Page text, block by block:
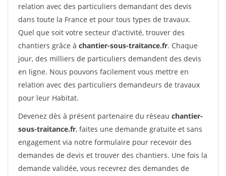
relation avec des particuliers demandant des devis
dans toute la France et pour tous types de travaux.
Quel que soit votre secteur d'activité, trouver des
chantiers grâce à chantier-sous-traitance.fr. Chaque
jour, des milliers de particuliers demandent des devis
en ligne. Nous pouvons facilement vous mettre en
relation avec des particuliers demandeurs de travaux
pour leur Habitat.
Devenez dès à présent partenaire du réseau chantier-
sous-traitance.fr, faites une demande gratuite et sans
engagement via notre formulaire pour recevoir des
demandes de devis et trouver des chantiers. Une fois la
demande validée, vous recevrez des demandes de